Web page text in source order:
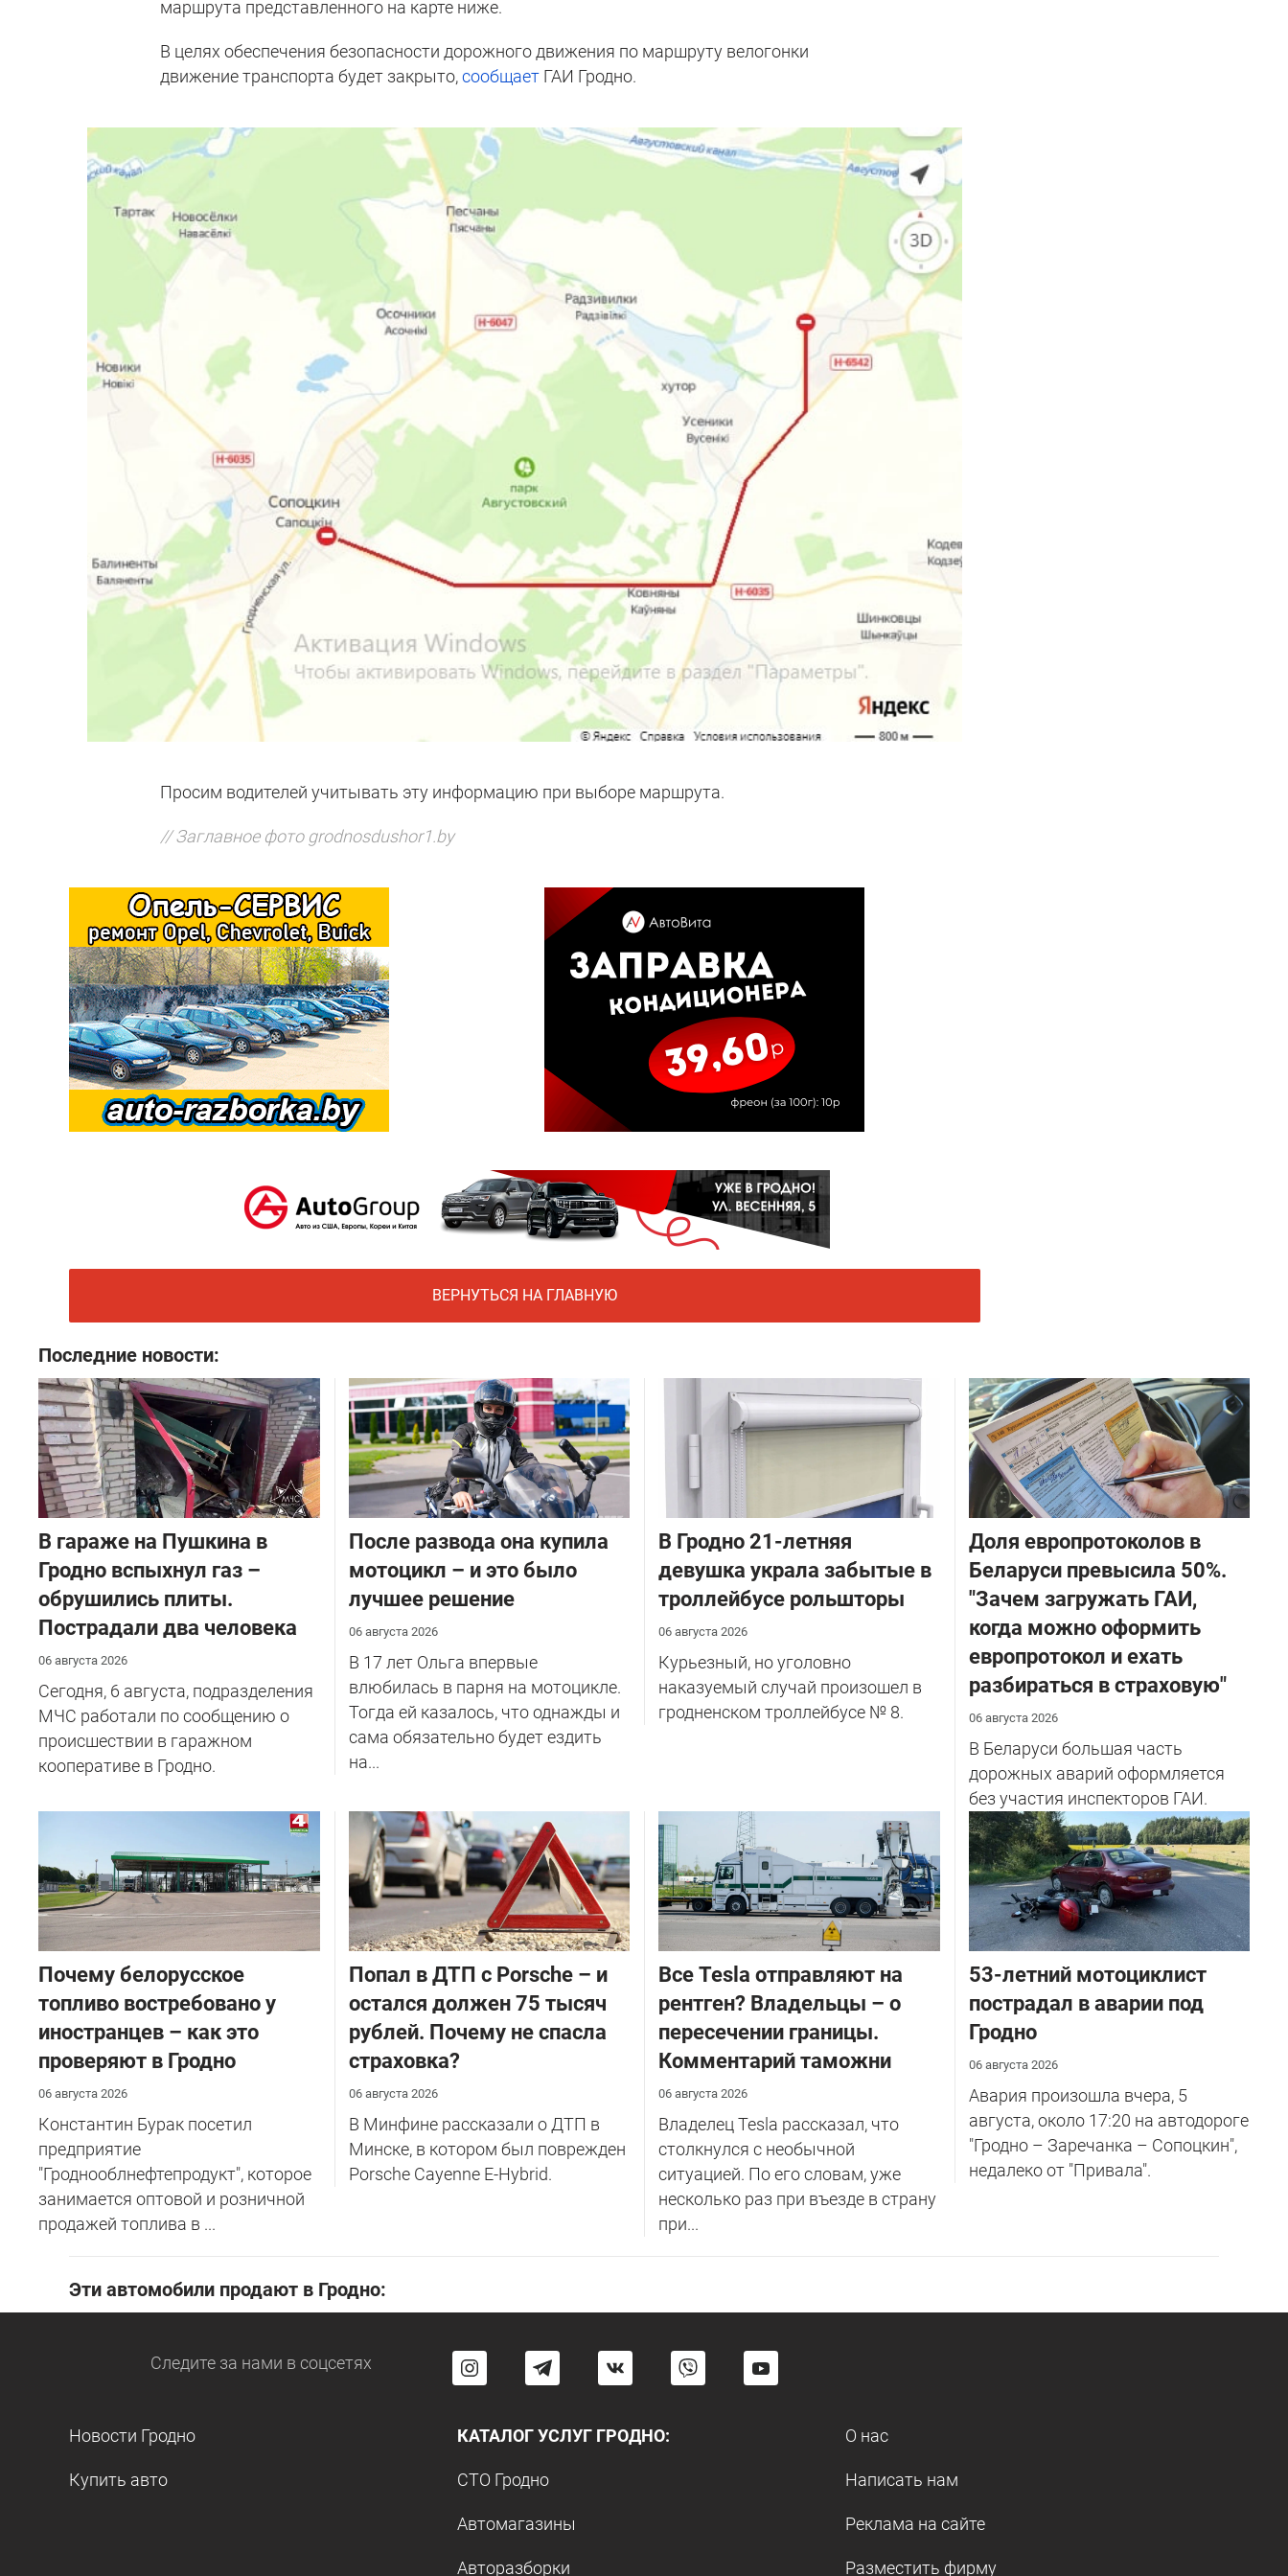
маршрута представленного на карте ниже.
В целях обеспечения безопасности дорожного движения по маршруту велогонки
движение транспорта будет закрыто,сообщает ГАИ Гродно.
Просим водителей учитывать эту информацию при выборе маршрута.
// Заглавное фото grodnosdushor1.by
ВЕРНУТЬСЯ НА ГЛАВНУЮ
Последние новости:
В гараже на Пушкина в
Гродно вспыхнул газ –
обрушились плиты.
Пострадали два человека
06 августа 2026
Сегодня, 6 августа, подразделения
МЧС работали по сообщению о
происшествии в гаражном
кооперативе в Гродно.
После развода она купила
мотоцикл – и это было
лучшее решение
06 августа 2026
В 17 лет Ольга впервые
влюбилась в парня на мотоцикле.
Тогда ей казалось, что однажды и
сама обязательно будет ездить
на...
В Гродно 21-летняя
девушка украла забытые в
троллейбусе рольшторы
06 августа 2026
Курьезный, но уголовно
наказуемый случай произошел в
гродненском троллейбусе № 8.
Доля европротоколов в
Беларуси превысила 50%.
"Зачем загружать ГАИ,
когда можно оформить
европротокол и ехать
разбираться в страховую"
06 августа 2026
В Беларуси большая часть
дорожных аварий оформляется
без участия инспекторов ГАИ.
Почему белорусское
топливо востребовано у
иностранцев – как это
проверяют в Гродно
06 августа 2026
Константин Бурак посетил
предприятие
"Гроднооблнефтепродукт", которое
занимается оптовой и розничной
продажей топлива в ...
​Попал в ДТП с Porsche – и
остался должен 75 тысяч
рублей. Почему не спасла
страховка?
06 августа 2026
В Минфине рассказали о ДТП в
Минске, в котором был поврежден
Porsche Cayenne E-Hybrid.
Все Tesla отправляют на
рентген? Владельцы – о
пересечении границы.
Комментарий таможни
06 августа 2026
Владелец Tesla рассказал, что
столкнулся с необычной
ситуацией. По его словам, уже
несколько раз при въезде в страну
при...
53-летний мотоциклист
пострадал в аварии под
Гродно
06 августа 2026
Авария произошла вчера, 5
августа, около 17:20 на автодороге
"Гродно – Заречанка – Сопоцкин",
недалеко от "Привала".
Эти автомобили продают в Гродно:
Следите за нами в соцсетях
Новости Гродно
Купить авто
КАТАЛОГ УСЛУГ ГРОДНО:
СТО Гродно
Автомагазины
Авторазборки
О нас
Написать нам
Реклама на сайте
Разместить фирму